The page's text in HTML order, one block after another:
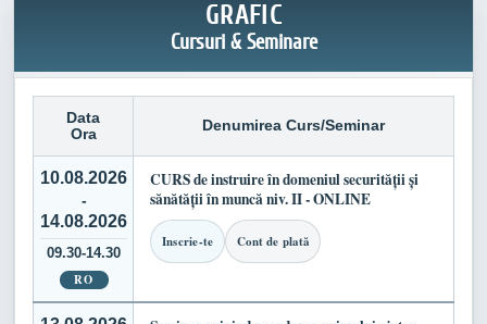
GRAFIC
Cursuri & Seminare
Data
Ora
Denumirea Curs/Seminar
10.08.2026
-
14.08.2026
09.30-14.30
RO
CURS de instruire în domeniul securității și
sănătății în muncă niv. II - ONLINE
Inscrie-te Cont de plată